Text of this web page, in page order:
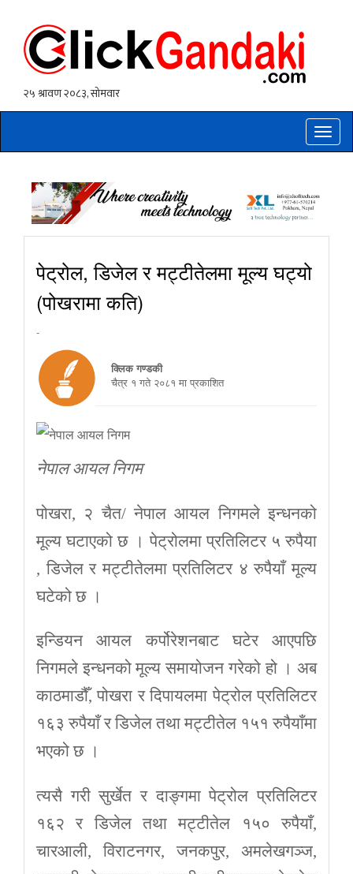
Toggle
पेट्रोल, डिजेल र मट्टीतेलमा मूल्य घट्यो
(पोखरामा कति)
-
क्लिक गण्डकी
चैत्र १ गते २०८१ मा प्रकाशित
नेपाल आयल निगम
पोखरा, २ चैत/ नेपाल आयल निगमले इन्धनको
मूल्य घटाएको छ । पेट्रोलमा प्रतिलिटर ५ रुपैया
, डिजेल र मट्टीतेलमा प्रतिलिटर ४ रुपैयाँ मूल्य
घटेको छ ।
इन्डियन आयल कर्पोरेशनबाट घटेर आएपछि
निगमले इन्धनको मूल्य समायोजन गरेको हो । अब
काठमाडौँ, पोखरा र दिपायलमा पेट्रोल प्रतिलिटर
१६३ रुपैयाँ र डिजेल तथा मट्टीतेल १५१ रुपैयाँमा
भएको छ ।
त्यसै गरी सुर्खेत र दाङ्गमा पेट्रोल प्रतिलिटर
१६२ र डिजेल तथा मट्टीतेल १५० रुपैयाँ,
चारआली, विराटनगर, जनकपुर, अमलेखगञ्ज,